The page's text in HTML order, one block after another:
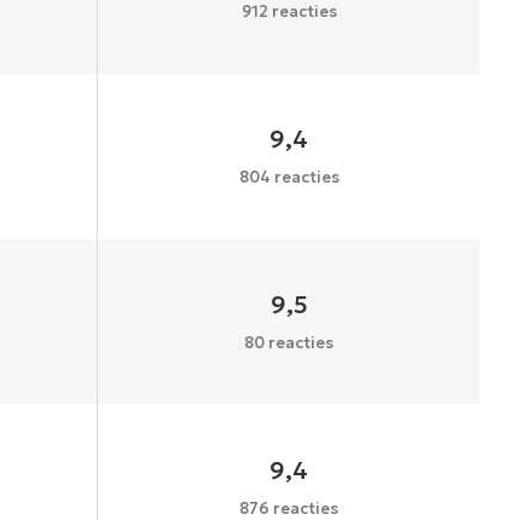
912 reacties
9,4
804 reacties
9,5
80 reacties
9,4
876 reacties